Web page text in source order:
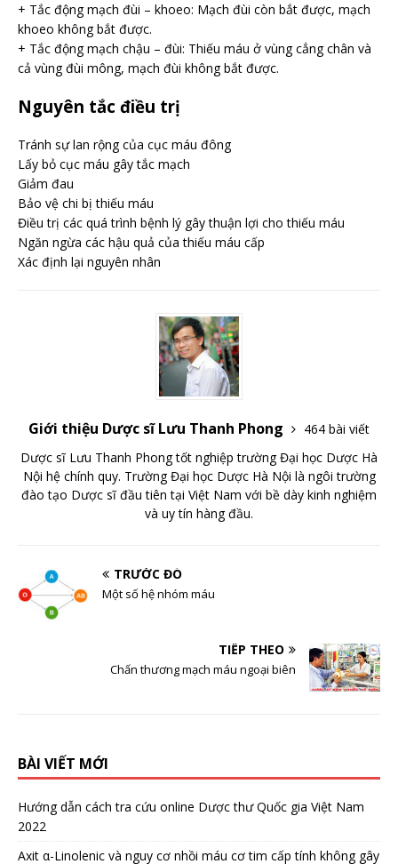
+ Tắc động mạch đùi – khoeo: Mạch đùi còn bắt được, mạch
khoeo không bắt được.
+ Tắc động mạch chậu – đùi: Thiếu máu ở vùng cẳng chân và
cả vùng đùi mông, mạch đùi không bắt được.
Nguyên tắc điều trị
Tránh sự lan rộng của cục máu đông
Lấy bỏ cục máu gây tắc mạch
Giảm đau
Bảo vệ chi bị thiếu máu
Điều trị các quá trình bệnh lý gây thuận lợi cho thiếu máu
Ngăn ngừa các hậu quả của thiếu máu cấp
Xác định lại nguyên nhân
Giới thiệu Dược sĩ Lưu Thanh Phong
464 bài viết
Dược sĩ Lưu Thanh Phong tốt nghiệp trường Đại học Dược Hà
Nội hệ chính quy. Trường Đại học Dược Hà Nội là ngôi trường
đào tạo Dược sĩ đầu tiên tại Việt Nam với bề dày kinh nghiệm
và uy tín hàng đầu.
TRƯỚC ĐÓ
Một số hệ nhóm máu
TIẾP THEO
Chấn thương mạch máu ngoại biên
BÀI VIẾT MỚI
Hướng dẫn cách tra cứu online Dược thư Quốc gia Việt Nam
2022
Axit α-Linolenic và nguy cơ nhồi máu cơ tim cấp tính không gây